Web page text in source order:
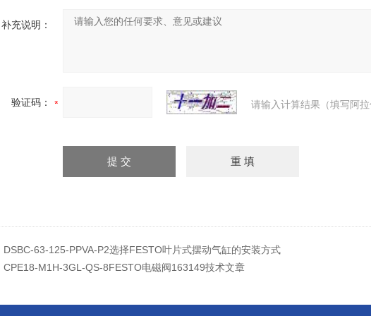
补充说明：
验证码： 请输入计算结果（填写阿
DSBC-63-125-PPVA-P2选择FESTO叶片式摆动气缸的安装方式
CPE18-M1H-3GL-QS-8FESTO电磁阀163149技术文章